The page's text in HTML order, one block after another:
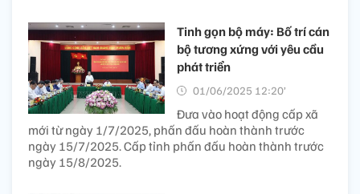
Tinh gọn bộ máy: Bố trí cán
bộ tương xứng với yêu cầu
phát triển
01/06/2025 12:20’
Đưa vào hoạt động cấp xã
mới từ ngày 1/7/2025, phấn đấu hoàn thành trước
ngày 15/7/2025. Cấp tỉnh phấn đấu hoàn thành trước
ngày 15/8/2025.